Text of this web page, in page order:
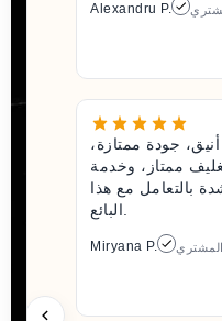
Alexandru P.
جودة ممتازة،
ممتاز، وخدمة
بالتعامل مع هذا
Miryana P.